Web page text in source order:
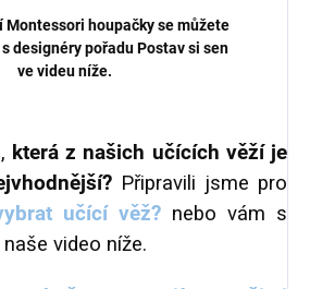
Montessori houpačky se můžete
designéry pořadu Postav si sen
ve videu níže.
která z našich učících věží je
Připravili jsme pro
učící věž? nebo vám s
video níže.